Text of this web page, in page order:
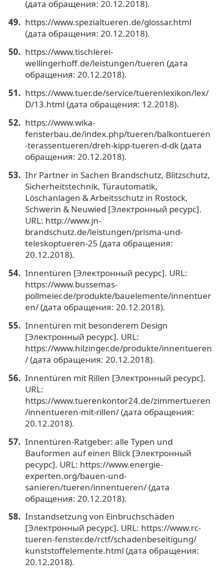
(дата обращения: 20.12.2018).
https://www.spezialtueren.de/glossar.html
(дата обращения: 20.12.2018).
https://www.tischlerei-
wellingerhoff.de/leistungen/tueren (дата
обращения: 20.12.2018).
https://www.tuer.de/service/tuerenlexikon/lex/
D/13.html (дата обращения: 12.2018).
https://www.wika-
fensterbau.de/index.php/tueren/balkontueren
-terassentueren/dreh-kipp-tueren-d-dk (дата
обращения: 20.12.2018).
Ihr Partner in Sachen Brandschutz, Blitzschutz,
Sicherheitstechnik, Türautomatik,
Löschanlagen & Arbeitsschutz in Rostock,
Schwerin & Neuwied [Электронный ресурс].
URL: http://www.jn-
brandschutz.de/leistungen/prisma-und-
teleskoptueren-25 (дата обращения:
20.12.2018).
Innentüren [Электронный ресурс]. URL:
https://www.bussemas-
pollmeier.de/produkte/bauelemente/innentuer
en/ (дата обращения: 20.12.2018).
Innentüren mit besonderem Design
[Электронный ресурс]. URL:
https://www.hilzinger.de/produkte/innentueren
/ (дата обращения: 20.12.2018).
Innentüren mit Rillen [Электронный ресурс].
URL:
https://www.tuerenkontor24.de/zimmertueren
/innentueren-mit-rillen/ (дата обращения:
20.12.2018).
Innentüren-Ratgeber: аlle Typen und
Bauformen auf einen Blick [Электронный
ресурс]. URL: https://www.energie-
experten.org/bauen-und-
sanieren/tueren/innentueren/ (дата
обращения: 20.12.2018).
Instandsetzung von Einbruchschäden
[Электронный ресурс]. URL: https://www.rc-
tueren-fenster.de/rctf/schadenbeseitigung/
kunststoffelemente.html (дата обращения:
20.12.2018).